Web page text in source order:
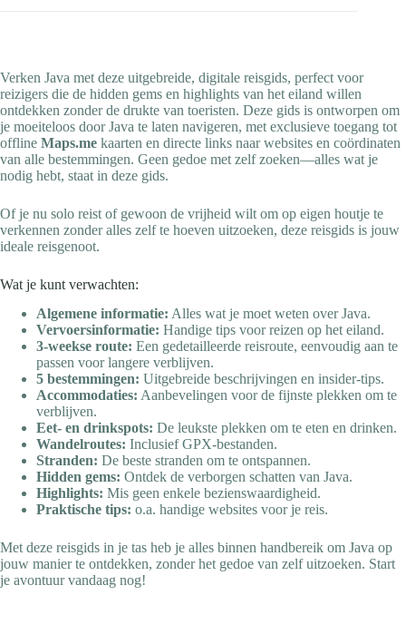
Verken Java met deze uitgebreide, digitale reisgids, perfect voor
reizigers die de hidden gems en highlights van het eiland willen
ontdekken zonder de drukte van toeristen. Deze gids is ontworpen om
je moeiteloos door Java te laten navigeren, met exclusieve toegang tot
offline Maps.me kaarten en directe links naar websites en coördinaten
van alle bestemmingen. Geen gedoe met zelf zoeken—alles wat je
nodig hebt, staat in deze gids.
Of je nu solo reist of gewoon de vrijheid wilt om op eigen houtje te
verkennen zonder alles zelf te hoeven uitzoeken, deze reisgids is jouw
ideale reisgenoot.
Wat je kunt verwachten:
Algemene informatie: Alles wat je moet weten over Java.
Vervoersinformatie: Handige tips voor reizen op het eiland.
3-weekse route: Een gedetailleerde reisroute, eenvoudig aan te
passen voor langere verblijven.
5 bestemmingen: Uitgebreide beschrijvingen en insider-tips.
Accommodaties: Aanbevelingen voor de fijnste plekken om te
verblijven.
Eet- en drinkspots: De leukste plekken om te eten en drinken.
Wandelroutes: Inclusief GPX-bestanden.
Stranden: De beste stranden om te ontspannen.
Hidden gems: Ontdek de verborgen schatten van Java.
Highlights: Mis geen enkele bezienswaardigheid.
Praktische tips: o.a. handige websites voor je reis.
Met deze reisgids in je tas heb je alles binnen handbereik om Java op
jouw manier te ontdekken, zonder het gedoe van zelf uitzoeken. Start
je avontuur vandaag nog!